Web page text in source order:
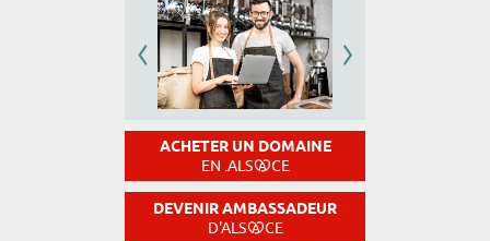
ACHETER UN DOMAINE
EN .ALS CE
DEVENIR AMBASSADEUR
D'ALS CE